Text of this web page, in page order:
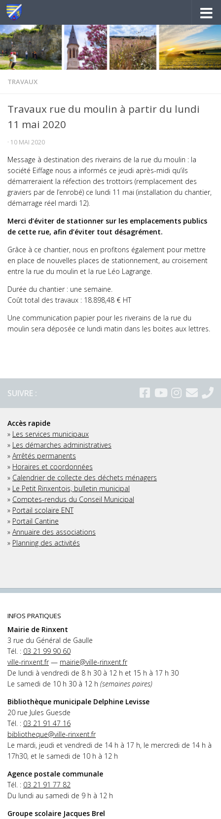
Au dessous du contenu
TRAVAUX
Travaux rue du moulin à partir du lundi
11 mai 2020
· 10 MAI 2020
Message à destination des riverains de la rue du moulin : la
société Eiffage nous a informés ce jeudi après-midi qu’ils
démarreraient la réfection des trottoirs (remplacement des
graviers par de l’enrobé) ce lundi 11 mai (installation du chantier,
démarrage réel mardi 12).
Merci d’éviter de stationner sur les emplacements publics
de cette rue, afin d’éviter tout désagrément.
Grâce à ce chantier, nous en profitons également pour mettre
en place de nouvelles places de stationnement, au croisement
entre la rue du moulin et la rue Léo Lagrange.
Durée du chantier : une semaine.
Coût total des travaux : 18.898,48 € HT
Une communication papier pour les riverains de la rue du
moulin sera déposée ce lundi matin dans les boites aux lettres.
SUIVRE :
Accès rapide
» Les services municipaux
» Les démarches administratives
» Arrêtés permanents
» Horaires et coordonnées
» Calendrier de collecte des déchets ménagers
» Le Petit Rinxentois, bulletin municipal
» Comptes-rendus du Conseil Municipal
» Portail scolaire ENT
» Portail Cantine
» Annuaire des associations
» Planning des activités
INFOS PRATIQUES
Mairie de Rinxent
3 rue du Général de Gaulle
Tél. : 03 21 99 90 60
ville-rinxent.fr— mairie@ville-rinxent.fr
De lundi à vendredi de 8 h 30 à 12 h et 15 h à 17 h 30
Le samedi de 10 h 30 à 12 h (semaines paires)
Bibliothèque municipale Delphine Levisse
20 rue Jules Guesde
Tél. : 03 21 91 47 16
bibliotheque@ville-rinxent.fr
Le mardi, jeudi et vendredi de 14 h à 17 h, le mercredi de 14 h à
17h30, et le samedi de 10 h à 12 h
Agence postale communale
Tél. : 03 21 91 77 82
Du lundi au samedi de 9 h à 12 h
Groupe scolaire Jacques Brel